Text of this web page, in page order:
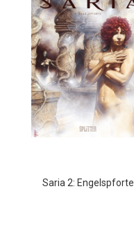
Saria 2: Engelspforte